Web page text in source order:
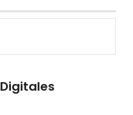
Digitales